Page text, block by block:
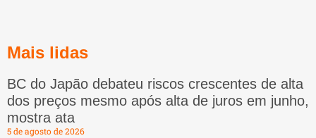
Mais lidas
BC do Japão debateu riscos crescentes de alta
dos preços mesmo após alta de juros em junho,
mostra ata
5 de agosto de 2026